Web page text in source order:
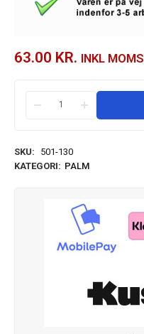
63.00 KR. INKL MOMS
SKU:
501-130
KATEGORI: PALM